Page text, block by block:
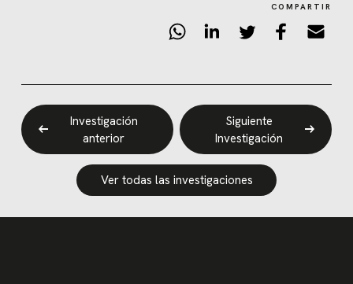
COMPARTIR
Investigación
anterior
Siguiente
Investigación
Ver todas las investigaciones